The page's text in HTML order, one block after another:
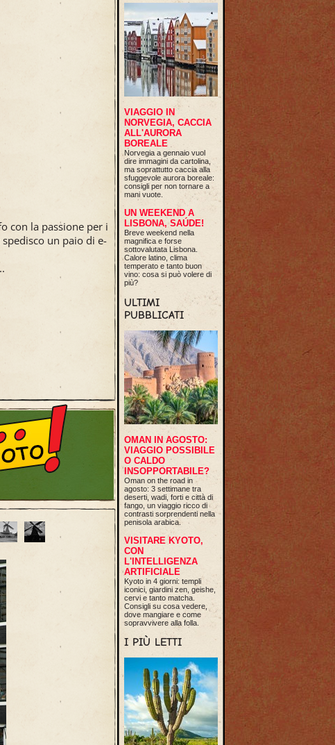
con la passione per i
un paio di e-
VIAGGIO IN
NORVEGIA, CACCIA
ALL'AURORA
BOREALE
Norvegia a gennaio vuol
dire immagini da cartolina,
ma soprattutto caccia alla
sfuggevole aurora boreale:
consigli per non tornare a
mani vuote.
UN WEEKEND A
LISBONA, SAÚDE!
Breve weekend nella
magnifica e forse
sottovalutata Lisbona.
Calore latino, clima
temperato e tanto buon
vino: cosa si può volere di
più?
ULTIMI
PUBBLICATI
OMAN IN AGOSTO:
VIAGGIO POSSIBILE
O CALDO
INSOPPORTABILE?
Oman on the road in
agosto: 3 settimane tra
deserti, wadi, forti e città di
fango, un viaggio ricco di
contrasti sorprendenti nella
penisola arabica.
VISITARE KYOTO,
CON
L'INTELLIGENZA
ARTIFICIALE
Kyoto in 4 giorni: templi
iconici, giardini zen, geishe,
cervi e tanto matcha.
Consigli su cosa vedere,
dove mangiare e come
sopravvivere alla folla.
I PIÙ LETTI